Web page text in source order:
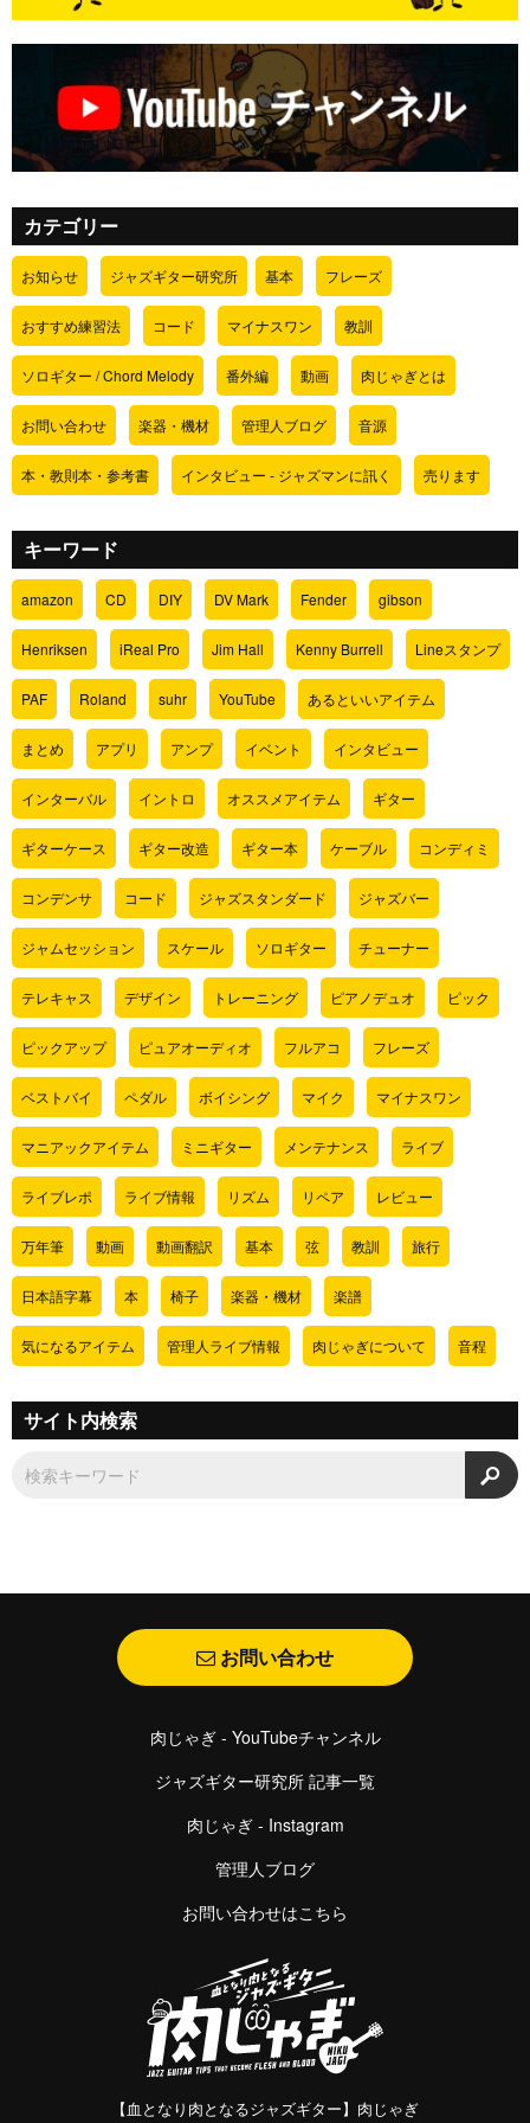
カテゴリー
お知らせ ジャズギター研究所 基本 フレーズ
おすすめ練習法 コード マイナスワン 教訓
ソロギター / Chord Melody 番外編 動画 肉じゃぎとは
お問い合わせ 楽器・機材 管理人ブログ 音源
本・教則本・参考書 インタビュー - ジャズマンに訊く 売ります
キーワード
amazon CD DIY DV Mark Fender gibson
Henriksen iReal Pro Jim Hall Kenny Burrell Lineスタンプ
PAF Roland suhr YouTube あるといいアイテム
まとめ アプリ アンプ イベント インタビュー
インターバル イントロ オススメアイテム ギター
ギターケース ギター改造 ギター本 ケーブル コンディミ
コンデンサ コード ジャズスタンダード ジャズバー
ジャムセッション スケール ソロギター チューナー
テレキャス デザイン トレーニング ピアノデュオ ピック
ピックアップ ピュアオーディオ フルアコ フレーズ
ベストバイ ペダル ボイシング マイク マイナスワン
マニアックアイテム ミニギター メンテナンス ライブ
ライブレポ ライブ情報 リズム リペア レビュー
万年筆 動画 動画翻訳 基本 弦 教訓 旅行
日本語字幕 本 椅子 楽器・機材 楽譜
気になるアイテム 管理人ライブ情報 肉じゃぎについて 音程
サイト内検索
検
お問い合わせ
肉じゃぎ - YouTubeチャンネル
ジャズギター研究所 記事一覧
肉じゃぎ - Instagram
管理人ブログ
お問い合わせはこちら
【血となり肉となるジャズギター】肉じゃぎ